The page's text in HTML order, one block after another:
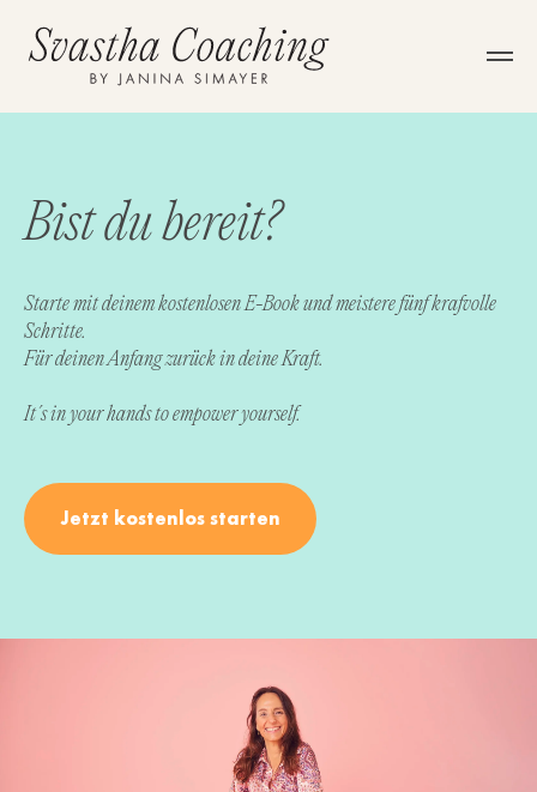
Bist du bereit?
Starte mit deinem kostenlosen E-Book und meistere fünf krafvolle
Schritte.
Für deinen Anfang zurück in deine Kraft.
It´s in your hands to empower yourself.
Jetzt kostenlos starten